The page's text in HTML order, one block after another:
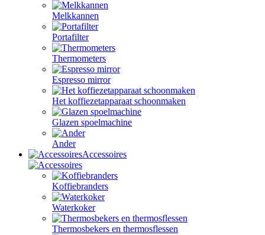
Melkkannen
Portafilter
Thermometers
Espresso mirror
Het koffiezetapparaat schoonmaken
Glazen spoelmachine
Ander
Accessoires
Koffiebranders
Waterkoker
Thermosbekers en thermosflessen